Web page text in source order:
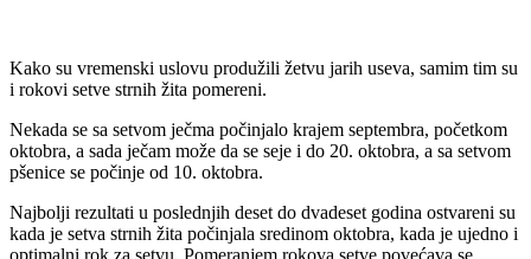
Kako su vremenski uslovu produžili žetvu jarih useva, samim tim su
i rokovi setve strnih žita pomereni.
Nekada se sa setvom ječma počinjalo krajem septembra, početkom
oktobra, a sada ječam može da se seje i do 20. oktobra, a sa setvom
pšenice se počinje od 10. oktobra.
Najbolji rezultati u poslednjih deset do dvadeset godina ostvareni su
kada je setva strnih žita počinjala sredinom oktobra, kada je ujedno i
optimalni rok za setvu. Pomeranjem rokova setve povećava se